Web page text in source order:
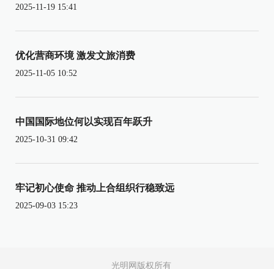
2025-11-19 15:41
优化营商环境 激发文旅消费
2025-11-05 10:52
中国国际地位何以实现百年跃升
2025-10-31 09:42
牢记初心使命 推动上合组织行稳致远
2025-09-03 15:23
光明网版权所有